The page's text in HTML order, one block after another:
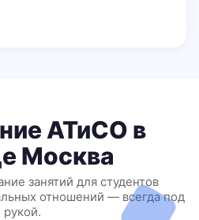
АТиСО в
Москва
занятий для студентов
отношений — всегда под
рукой.